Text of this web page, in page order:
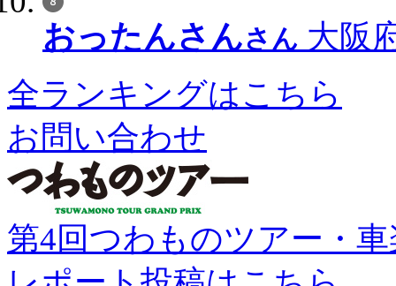
おったんさんさん 大阪
全ランキングはこちら
お問い合わせ
第4回つわものツアー・